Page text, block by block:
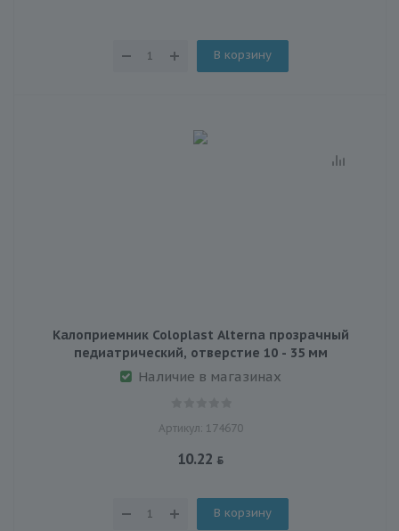
В корзину
Калоприемник Coloplast Alterna прозрачный
педиатрический, отверстие 10 - 35 мм
Наличие в магазинах
Артикул: 174670
10.22
В корзину